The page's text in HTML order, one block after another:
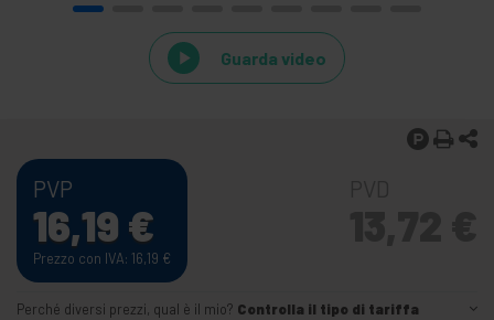
Guarda video
PVP
16,19 €
Prezzo con IVA: 16,19 €
Perché diversi prezzi, qual è il mio? Controlla il tipo di tariffa